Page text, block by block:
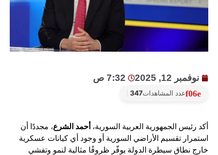
نوفمبر 12, 2025 7:32 ص
عدد المشاهدات347
أكد رئيس الجمهورية العربية السورية، أحمد الشرع، مجددًا أن
استمرار تقسيم الأراضي السورية أو وجود أي كيانات عسكرية
خارج نطاق سيطرة الدولة يوفّر ظروفًا مثالية لنمو وتفشي